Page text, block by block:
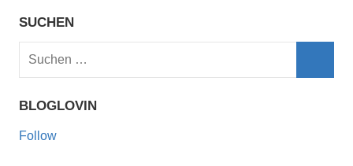
SUCHEN
Suchen
BLOGLOVIN
Follow